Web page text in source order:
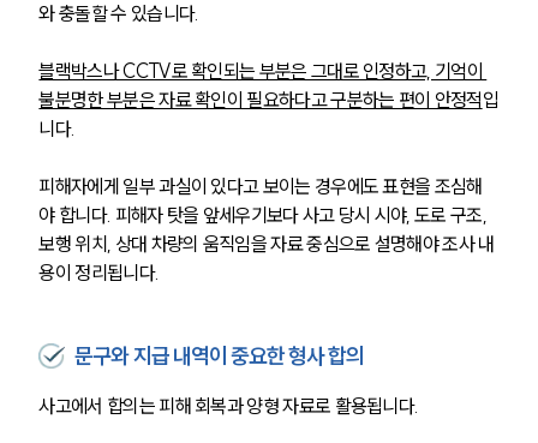
와 충돌할 수 있습니다.
블랙박스나 CCTV로 확인되는 부분은 그대로 인정하고, 기억이
불분명한 부분은 자료 확인이 필요하다고 구분하는 편이 안정적입
니다.
피해자에게 일부 과실이 있다고 보이는 경우에도 표현을 조심해
야 합니다. 피해자 탓을 앞세우기보다 사고 당시 시야, 도로 구조,
보행 위치, 상대 차량의 움직임을 자료 중심으로 설명해야 조사 내
용이 정리됩니다.
문구와 지급 내역이 중요한 형사 합의
사고에서 합의는 피해 회복과 양형 자료로 활용됩니다.